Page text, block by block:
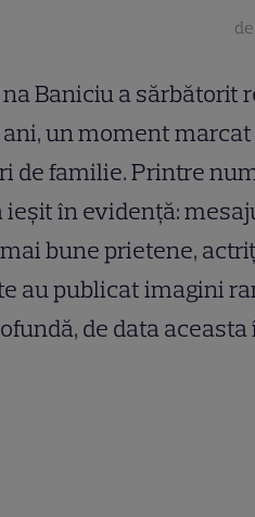
de
na Baniciu a sărbătorit
ani, un moment
de familie. Printre
ieșit în evidență:
bune prietene,
au publicat imagini
de data